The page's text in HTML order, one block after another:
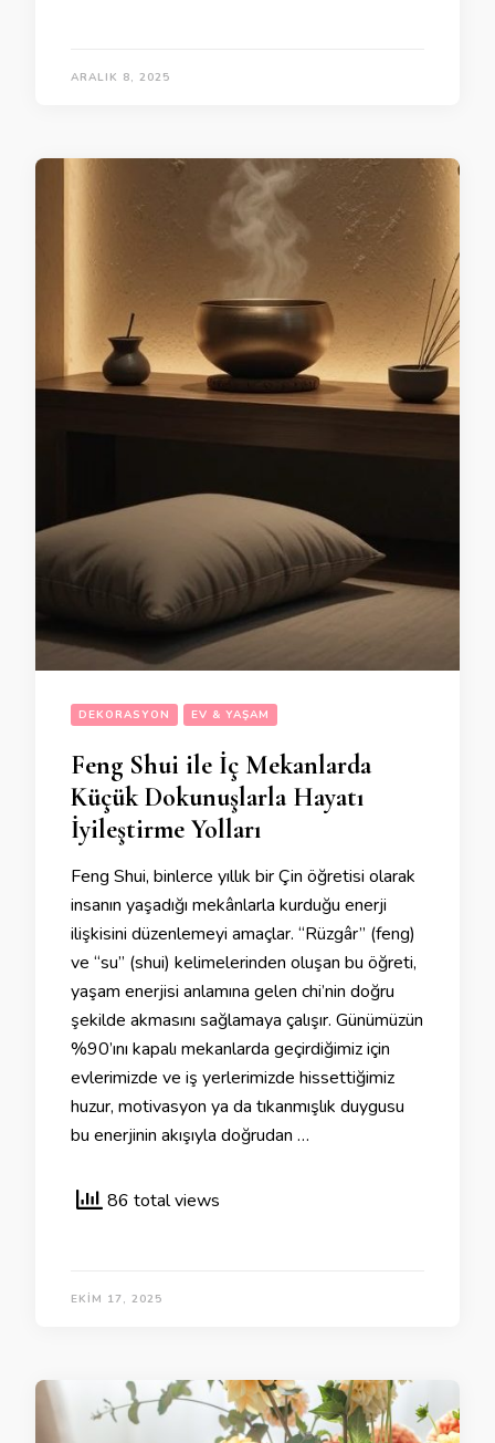
ARALIK 8, 2025
DEKORASYON EV & YAŞAM
Feng Shui ile İç Mekanlarda
Küçük Dokunuşlarla Hayatı
İyileştirme Yolları
Feng Shui, binlerce yıllık bir Çin öğretisi olarak
insanın yaşadığı mekânlarla kurduğu enerji
ilişkisini düzenlemeyi amaçlar. “Rüzgâr” (feng)
ve “su” (shui) kelimelerinden oluşan bu öğreti,
yaşam enerjisi anlamına gelen chi’nin doğru
şekilde akmasını sağlamaya çalışır. Günümüzün
%90’ını kapalı mekanlarda geçirdiğimiz için
evlerimizde ve iş yerlerimizde hissettiğimiz
huzur, motivasyon ya da tıkanmışlık duygusu
bu enerjinin akışıyla doğrudan …
86 total views
EKIM 17, 2025